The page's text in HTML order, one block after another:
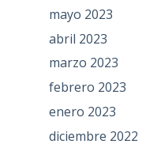
mayo 2023
abril 2023
marzo 2023
febrero 2023
enero 2023
diciembre 2022